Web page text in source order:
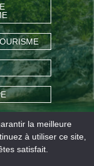
la meilleure
à utiliser ce site,
satisfait.